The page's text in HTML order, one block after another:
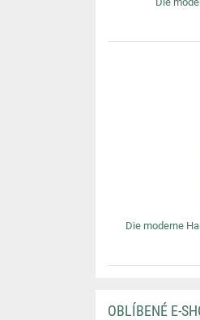
Die moderne
OBLÍBENÉ E-